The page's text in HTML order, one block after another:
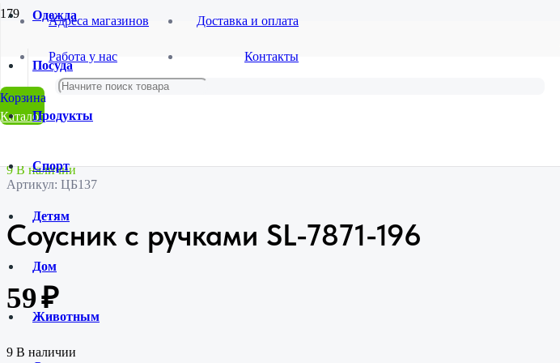
Адреса магазинов
Работа у нас
Доставка и оплата
Контакты
Каталог
Одежда
Посуда
Продукты
Спорт
Детям
Дом
Животным
Главная
Магазин
Столовая посуда
Соусник с ручками SL-7871-196
9 В наличии
Артикул: ЦБ137
Соусник с ручками SL-7871-196
59₽
9 В наличии